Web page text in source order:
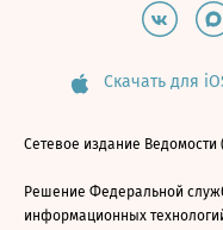
Скачать для
Сетевое издание Ведомости
Решение Федеральной
информационных